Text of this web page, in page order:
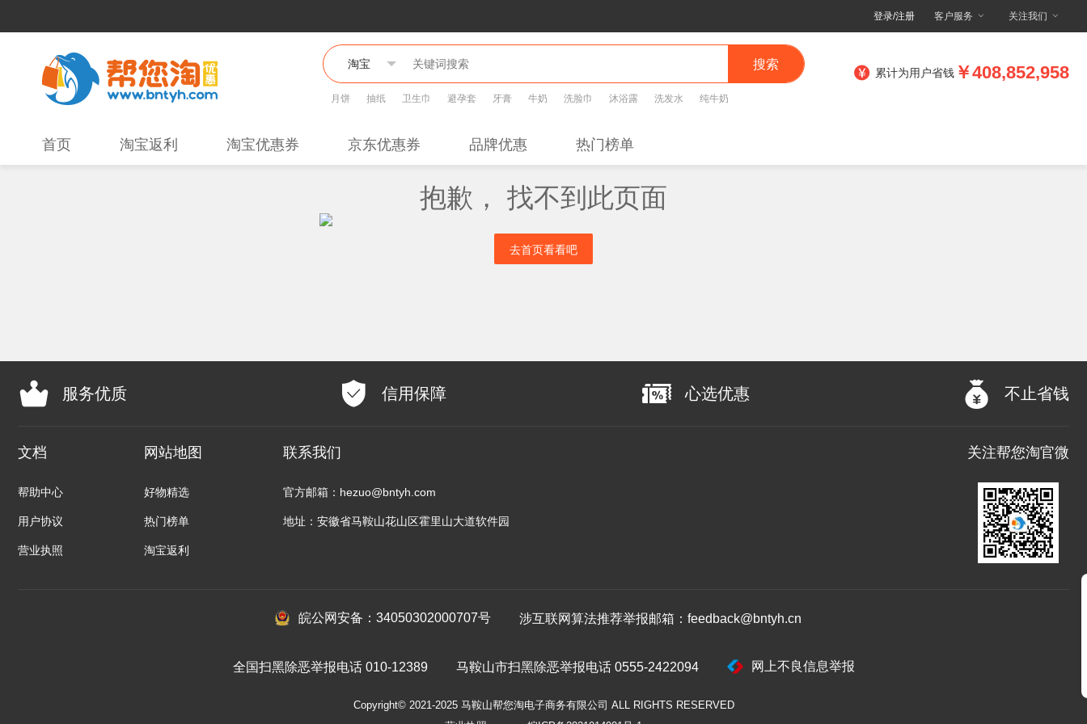
登录/注册 客户服务 关注我们
搜索
月饼 抽纸 卫生巾 避孕套 牙膏 牛奶 洗脸巾 沐浴露 洗发水 纯牛奶
累计为用户省钱 ￥408,852,958
首页 淘宝返利 淘宝优惠券 京东优惠券 品牌优惠 热门榜单
抱歉， 找不到此页面
去首页看看吧
服务优质 信用保障 心选优惠 不止省钱
文档
帮助中心
用户协议
营业执照
网站地图
好物精选
热门榜单
淘宝返利
联系我们
官方邮箱：hezuo@bntyh.com
地址：安徽省马鞍山花山区霍里山大道软件园
关注帮您淘官微
皖公网安备：34050302000707号 涉互联网算法推荐举报邮箱：feedback@bntyh.cn
全国扫黑除恶举报电话 010-12389 马鞍山市扫黑除恶举报电话 0555-2422094 网上不良信息举报
Copyright© 2021-2025 马鞍山帮您淘电子商务有限公司 ALL RIGHTS RESERVED